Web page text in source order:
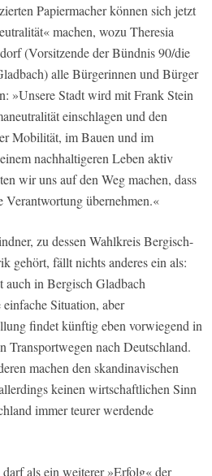
Papiermacher können sich jetzt
machen, wozu Theresia
(Vorsitzende der Bündnis 90/die
alle Bürgerinnen und Bürger
»Unsere Stadt wird mit Frank Stein
einschlagen und den
Mobilität, im Bauen und im
nachhaltigeren Leben aktiv
wir uns auf den Weg machen, dass
übernehmen.«
zu dessen Wahlkreis Bergisch-
gehört, fällt nichts anderes ein als:
in Bergisch Gladbach
Situation, aber
findet künftig eben vorwiegend in
Transportwegen nach Deutschland.
machen den skandinavischen
keinen wirtschaftlichen Sinn
immer teurer werdende
als ein weiterer »Erfolg« der